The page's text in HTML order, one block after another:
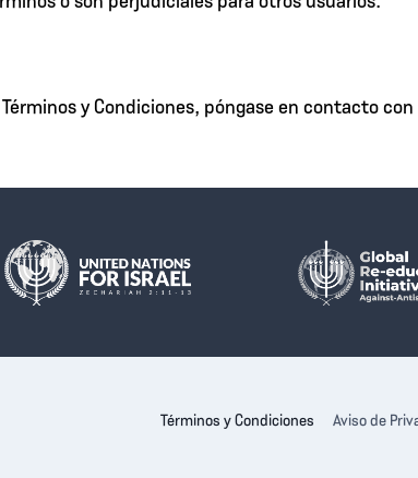
y Condiciones, póngase en contacto
Términos y Condiciones Aviso de